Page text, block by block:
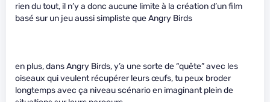
rien du tout, il n’y a donc aucune limite à la création d’un film
basé sur un jeu aussi simpliste que Angry Birds
en plus, dans Angry Birds, y’a une sorte de “quête” avec les
oiseaux qui veulent récupérer leurs œufs, tu peux broder
longtemps avec ça niveau scénario en imaginant plein de